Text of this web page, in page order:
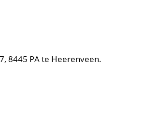
8445 PA te Heerenveen.